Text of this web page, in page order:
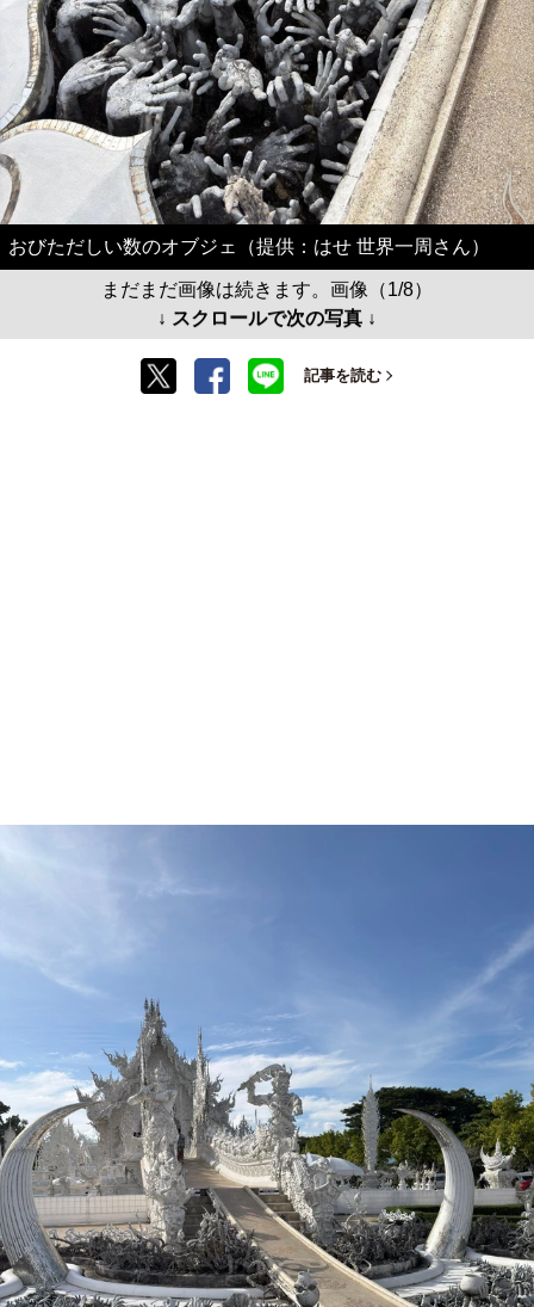
おびただしい数のオブジェ（提供：はせ 世界一周さん）
まだまだ画像は続きます。画像（1/8）
↓ スクロールで次の写真 ↓
記事を読む